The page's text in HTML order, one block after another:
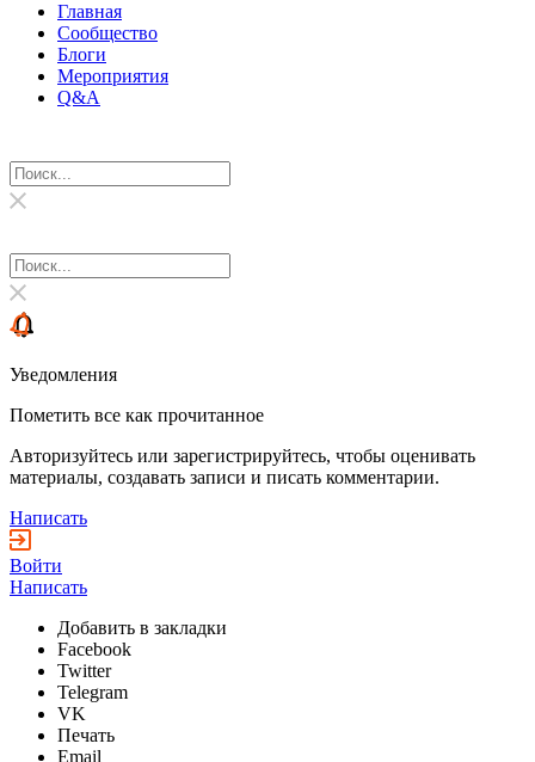
Главная
Сообщество
Блоги
Мероприятия
Q&A
Уведомления
Пометить все как прочитанное
Авторизуйтесь или зарегистрируйтесь, чтобы оценивать
материалы, создавать записи и писать комментарии.
Написать
Войти
Написать
Добавить в закладки
Facebook
Twitter
Telegram
VK
Печать
Email